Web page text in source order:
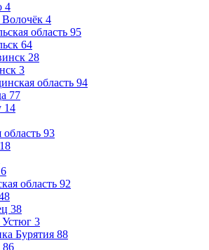
4
4
область 95
64
28
3
область 94
77
14
область 93
18
6
область 92
38
3
Бурятия 88
86